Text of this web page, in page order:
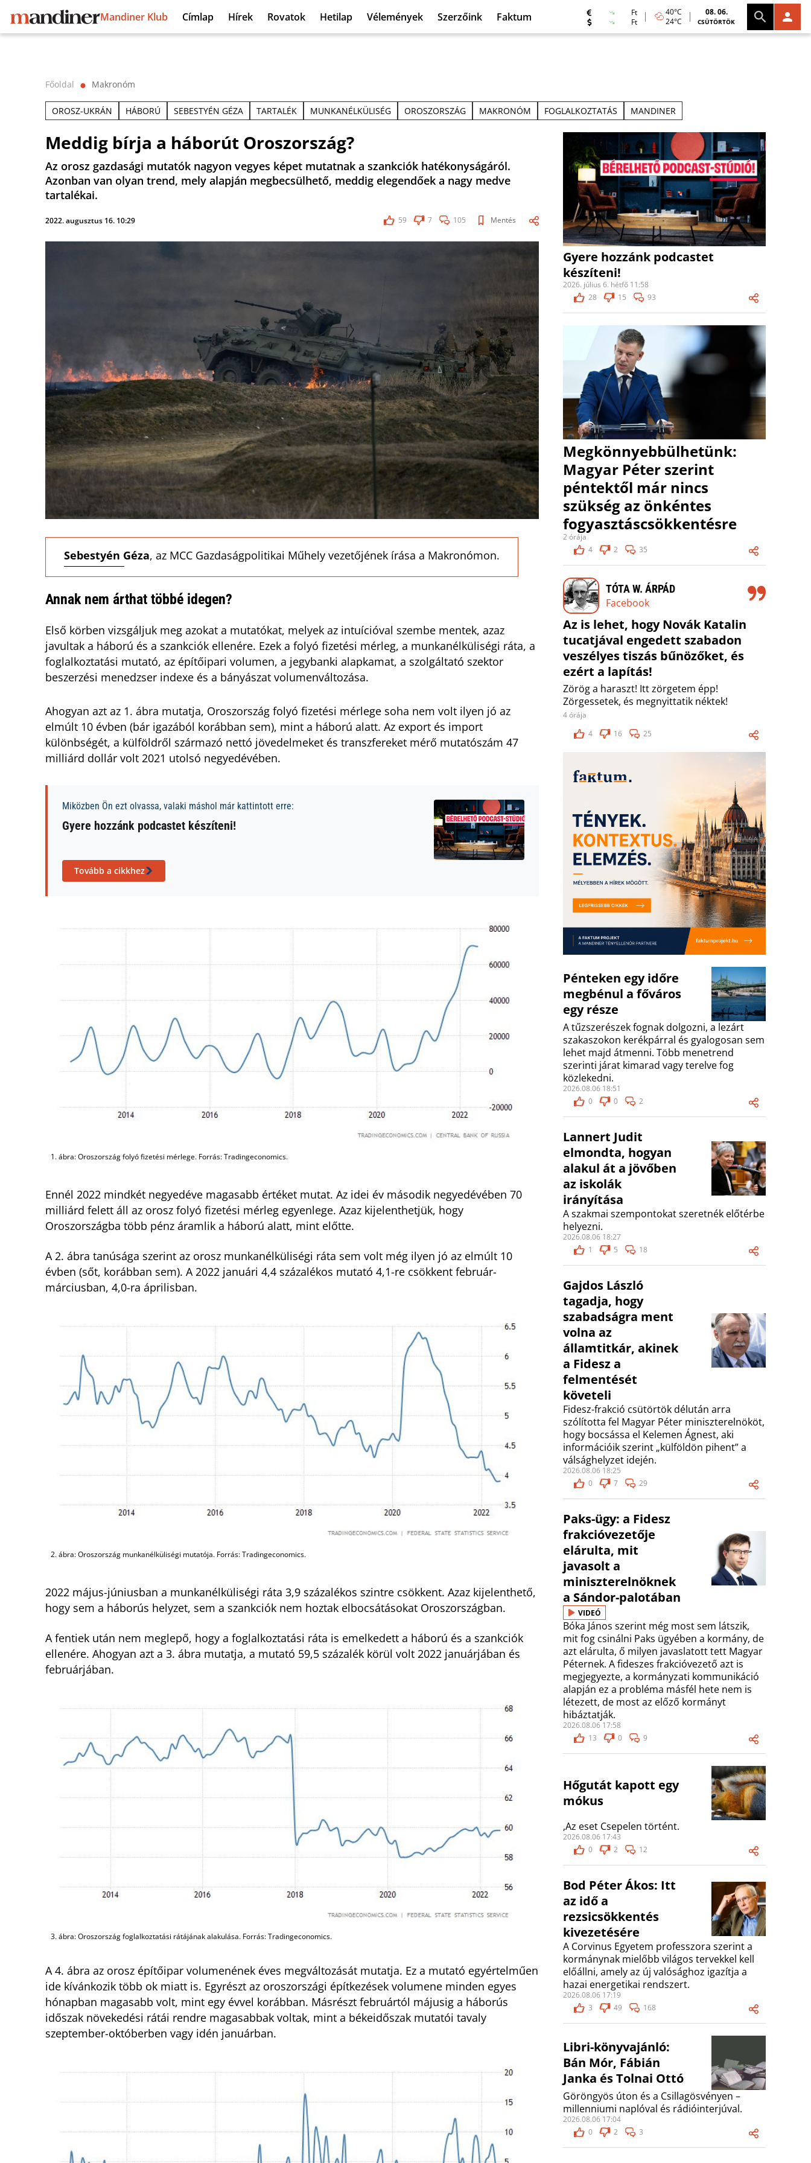
Mandiner Klub Címlap Hírek Rovatok Hetilap Vélemények Szerzőink Faktum
Ft
Ft
40°C
24°C
08. 06.
CSÜTÖRTÖK
Főoldal ⬤ Makronóm
OROSZ-UKRÁN HÁBORÚ SEBESTYÉN GÉZA TARTALÉK MUNKANÉLKÜLISÉG OROSZORSZÁG MAKRONÓM FOGLALKOZTATÁS MANDINER
Meddig bírja a háborút Oroszország?
Az orosz gazdasági mutatók nagyon vegyes képet mutatnak a szankciók hatékonyságáról.
Azonban van olyan trend, mely alapján megbecsülhető, meddig elegendőek a nagy medve
tartalékai.
2022. augusztus 16. 10:29 59 7 105 Mentés
Sebestyén Géza, az MCC Gazdaságpolitikai Műhely vezetőjének írása a Makronómon.
Annak nem árthat többé idegen?
Első körben vizsgáljuk meg azokat a mutatókat, melyek az intuícióval szembe mentek, azaz
javultak a háború és a szankciók ellenére. Ezek a folyó fizetési mérleg, a munkanélküliségi ráta, a
foglalkoztatási mutató, az építőipari volumen, a jegybanki alapkamat, a szolgáltató szektor
beszerzési menedzser indexe és a bányászat volumenváltozása.
Ahogyan azt az 1. ábra mutatja, Oroszország folyó fizetési mérlege soha nem volt ilyen jó az
elmúlt 10 évben (bár igazából korábban sem), mint a háború alatt. Az export és import
különbségét, a külföldről származó nettó jövedelmeket és transzfereket mérő mutatószám 47
milliárd dollár volt 2021 utolsó negyedévében.
Miközben Ön ezt olvassa, valaki máshol már kattintott erre:
Gyere hozzánk podcastet készíteni!
Tovább a cikkhez
1. ábra: Oroszország folyó fizetési mérlege. Forrás: Tradingeconomics.
Ennél 2022 mindkét negyedéve magasabb értéket mutat. Az idei év második negyedévében 70
milliárd felett áll az orosz folyó fizetési mérleg egyenlege. Azaz kijelenthetjük, hogy
Oroszországba több pénz áramlik a háború alatt, mint előtte.
A 2. ábra tanúsága szerint az orosz munkanélküliségi ráta sem volt még ilyen jó az elmúlt 10
évben (sőt, korábban sem). A 2022 januári 4,4 százalékos mutató 4,1-re csökkent február-
márciusban, 4,0-ra áprilisban.
2. ábra: Oroszország munkanélküliségi mutatója. Forrás: Tradingeconomics.
2022 május-júniusban a munkanélküliségi ráta 3,9 százalékos szintre csökkent. Azaz kijelenthető,
hogy sem a háborús helyzet, sem a szankciók nem hoztak elbocsátásokat Oroszországban.
A fentiek után nem meglepő, hogy a foglalkoztatási ráta is emelkedett a háború és a szankciók
ellenére. Ahogyan azt a 3. ábra mutatja, a mutató 59,5 százalék körül volt 2022 januárjában és
februárjában.
3. ábra: Oroszország foglalkoztatási rátájának alakulása. Forrás: Tradingeconomics.
A 4. ábra az orosz építőipar volumenének éves megváltozását mutatja. Ez a mutató egyértelműen
ide kívánkozik több ok miatt is. Egyrészt az oroszországi építkezések volumene minden egyes
hónapban magasabb volt, mint egy évvel korábban. Másrészt februártól májusig a háborús
időszak növekedési rátái rendre magasabbak voltak, mint a békeidőszak mutatói tavaly
szeptember-októberben vagy idén januárban.
Gyere hozzánk podcastet
készíteni!
2026. július 6. hétfő 11:58
28
15 93
Megkönnyebbülhetünk:
Magyar Péter szerint
péntektől már nincs
szükség az önkéntes
fogyasztáscsökkentésre
2 órája
4
2 35
TÓTA W. ÁRPÁD
Facebook
Az is lehet, hogy Novák Katalin
tucatjával engedett szabadon
veszélyes tiszás bűnözőket, és
ezért a lapítás!
Zörög a haraszt! Itt zörgetem épp!
Zörgessetek, és megnyittatik néktek!
4 órája
4
16 25
Pénteken egy időre
megbénul a főváros
egy része
A tűzszerészek fognak dolgozni, a lezárt
szakaszokon kerékpárral és gyalogosan sem
lehet majd átmenni. Több menetrend
szerinti járat kimarad vagy terelve fog
közlekedni.
2026.08.06 18:51
0
0 2
Lannert Judit
elmondta, hogyan
alakul át a jövőben
az iskolák
irányítása
A szakmai szempontokat szeretnék előtérbe
helyezni.
2026.08.06 18:27
1
5 18
Gajdos László
tagadja, hogy
szabadságra ment
volna az
államtitkár, akinek
a Fidesz a
felmentését
követeli
Fidesz-frakció csütörtök délután arra
szólította fel Magyar Péter miniszterelnököt,
hogy bocsássa el Kelemen Ágnest, aki
információik szerint „külföldön pihent” a
válsághelyzet idején.
2026.08.06 18:25
0
7 29
Paks-ügy: a Fidesz
frakcióvezetője
elárulta, mit
javasolt a
miniszterelnöknek
a Sándor-palotában
VIDEÓ
Bóka János szerint még most sem látszik,
mit fog csinálni Paks ügyében a kormány, de
azt elárulta, ő milyen javaslatott tett Magyar
Péternek. A fideszes frakcióvezető azt is
megjegyezte, a kormányzati kommunikáció
alapján ez a probléma másfél hete nem is
létezett, de most az előző kormányt
hibáztatják.
2026.08.06 17:58
13
0 9
Hőgutát kapott egy
mókus
,Az eset Csepelen történt.
2026.08.06 17:43
0
2 12
Bod Péter Ákos: Itt
az idő a
rezsicsökkentés
kivezetésére
A Corvinus Egyetem professzora szerint a
kormánynak mielőbb világos tervekkel kell
előállni, amely az új valósághoz igazítja a
hazai energetikai rendszert.
2026.08.06 17:19
3
49 168
Libri-könyvajánló:
Bán Mór, Fábián
Janka és Tolnai Ottó
Göröngyös úton és a Csillagösvényen –
millenniumi naplóval és rádióinterjúval.
2026.08.06 17:04
0
2 3